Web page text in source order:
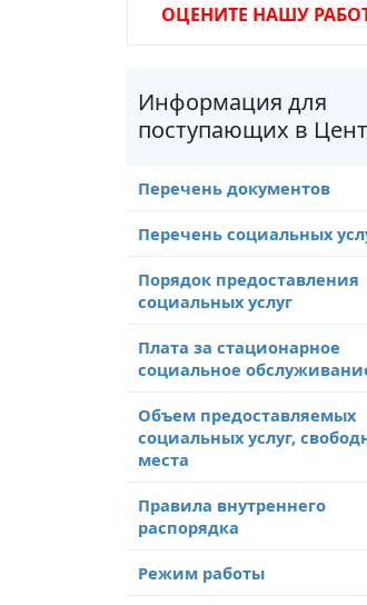
ОЦЕНИТЕ НАШУ
Информация для
поступающих в
Перечень документов
Перечень социальных
Порядок предоставления
социальных услуг
Плата за стационарное
социальное
Объем предоставляемых
социальных услуг,
места
Правила внутреннего
распорядка
Режим работы